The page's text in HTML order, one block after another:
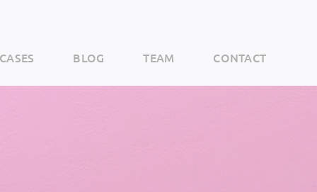
CASES BLOG TEAM CONTACT